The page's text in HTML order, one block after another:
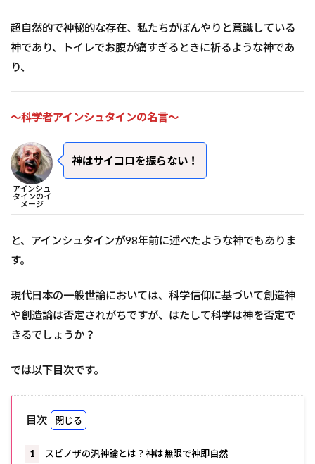
超自然的で神秘的な存在、私たちがぼんやりと意識している
神であり、トイレでお腹が痛すぎるときに祈るような神であ
り、
～科学者アインシュタインの名言～
アインシュ
タインのイ
メージ
神はサイコロを振らない！
と、アインシュタインが98年前に述べたような神でもありま
す。
現代日本の一般世論においては、科学信仰に基づいて創造神
や創造論は否定されがちですが、はたして科学は神を否定で
きるでしょうか？
では以下目次です。
目次
1 スピノザの汎神論とは？神は無限で神即自然